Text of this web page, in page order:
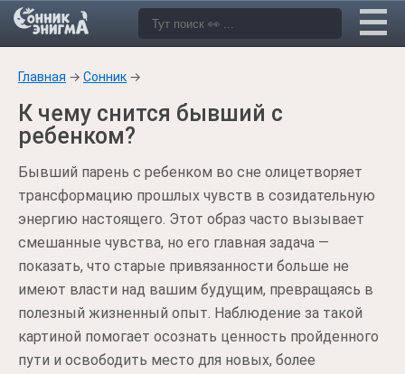
Главная → Сонник →
К чему снится бывший с
ребенком?
Бывший парень с ребенком во сне олицетворяет
трансформацию прошлых чувств в созидательную
энергию настоящего. Этот образ часто вызывает
смешанные чувства, но его главная задача —
показать, что старые привязанности больше не
имеют власти над вашим будущим, превращаясь в
полезный жизненный опыт. Наблюдение за такой
картиной помогает осознать ценность пройденного
пути и освободить место для новых, более